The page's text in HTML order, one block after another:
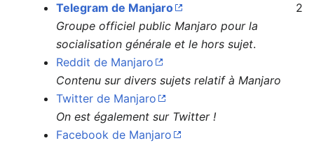
Telegram de Manjaro
Groupe officiel public Manjaro pour la
socialisation générale et le hors sujet.
Reddit de Manjaro
Contenu sur divers sujets relatif à Manjaro
Twitter de Manjaro
On est également sur Twitter !
Facebook de Manjaro
2